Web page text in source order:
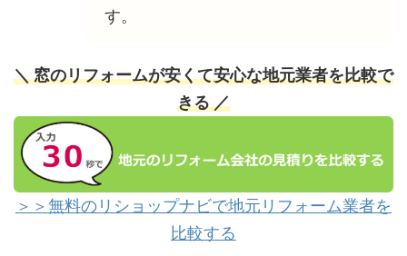
す。
＼ 窓のリフォームが安くて安心な地元業者を比較で
きる ／
＞＞無料のリショップナビで地元リフォーム業者を
比較する